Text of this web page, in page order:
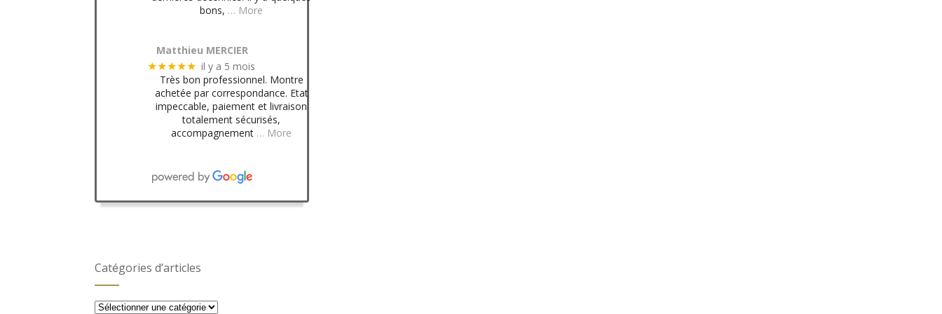
bons, … More
Matthieu MERCIER
★★★★★ il y a 5 mois
Très bon professionnel. Montre
achetée par correspondance. Etat
impeccable, paiement et livraison
totalement sécurisés,
accompagnement … More
Catégories d’articles
Catégories